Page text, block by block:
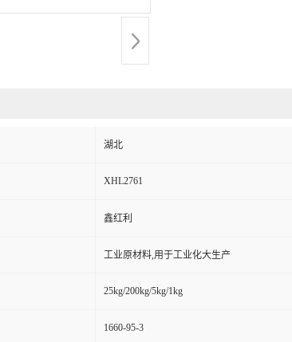
湖北
XHL2761
鑫红利
工业原材料,用于工业化大生产
25kg/200kg/5kg/1kg
1660-95-3